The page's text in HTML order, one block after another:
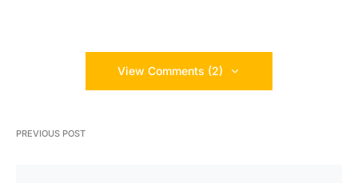
View Comments (2)
PREVIOUS POST